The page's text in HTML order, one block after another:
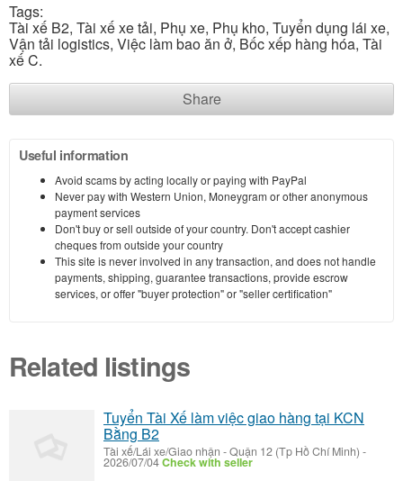
Tags:
Tài xế B2, Tài xế xe tải, Phụ xe, Phụ kho, Tuyển dụng lái xe,
Vận tải logistics, Việc làm bao ăn ở, Bốc xếp hàng hóa, Tài
xế C.
Share
Useful information
Avoid scams by acting locally or paying with PayPal
Never pay with Western Union, Moneygram or other anonymous
payment services
Don't buy or sell outside of your country. Don't accept cashier
cheques from outside your country
This site is never involved in any transaction, and does not handle
payments, shipping, guarantee transactions, provide escrow
services, or offer "buyer protection" or "seller certification"
Related listings
Tuyển Tài Xế làm việc giao hàng tại KCN
Bằng B2
Tài xế/Lái xe/Giao nhận -Quận 12 (Tp Hồ Chí Minh) -
2026/07/04Check with seller